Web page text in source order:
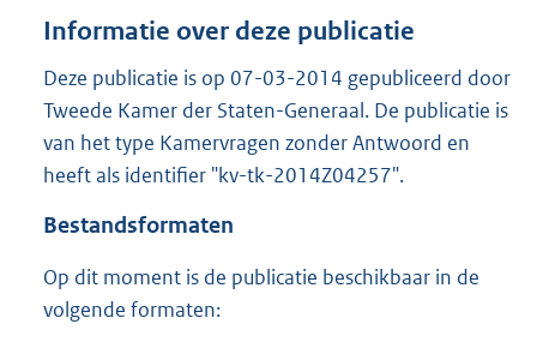
n
s
r
o
o
:
Informatie over deze publicatie
Deze publicatie is op 07-03-2014 gepubliceerd door
Tweede Kamer der Staten-Generaal. De publicatie is
van het type Kamervragen zonder Antwoord en
heeft als identifier "kv-tk-2014Z04257".
Bestandsformaten
Op dit moment is de publicatie beschikbaar in de
volgende formaten: